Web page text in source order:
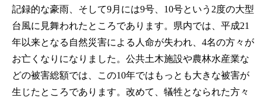
記録的な豪雨、そして9月には9号、10号という2度の大型
台風に見舞われたところであります。県内では、平成21
年以来となる自然災害による人命が失われ、4名の方々が
お亡くなりになりました。公共土木施設や農林水産業な
どの被害総額では、この10年ではもっとも大きな被害が
生じたところであります。改めて、犠牲となられた方々